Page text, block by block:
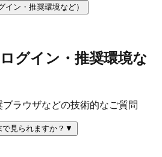
イン・推奨環境など）
グイン・推奨環境な
ラウザなどの技術的なご質問
見られますか？ ▼